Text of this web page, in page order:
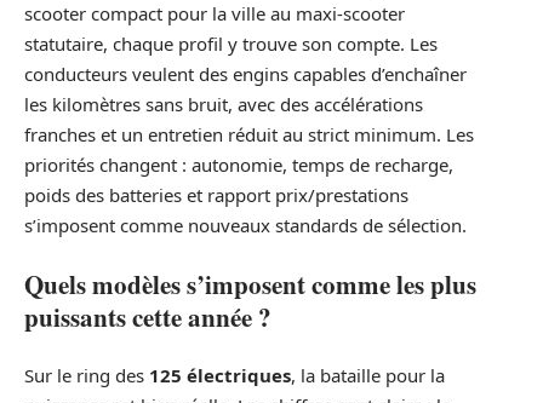
scooter compact pour la ville au maxi-scooter
statutaire, chaque profil y trouve son compte. Les
conducteurs veulent des engins capables d’enchaîner
les kilomètres sans bruit, avec des accélérations
franches et un entretien réduit au strict minimum. Les
priorités changent : autonomie, temps de recharge,
poids des batteries et rapport prix/prestations
s’imposent comme nouveaux standards de sélection.
Quels modèles s’imposent comme les plus
puissants cette année ?
Sur le ring des 125 électriques, la bataille pour la